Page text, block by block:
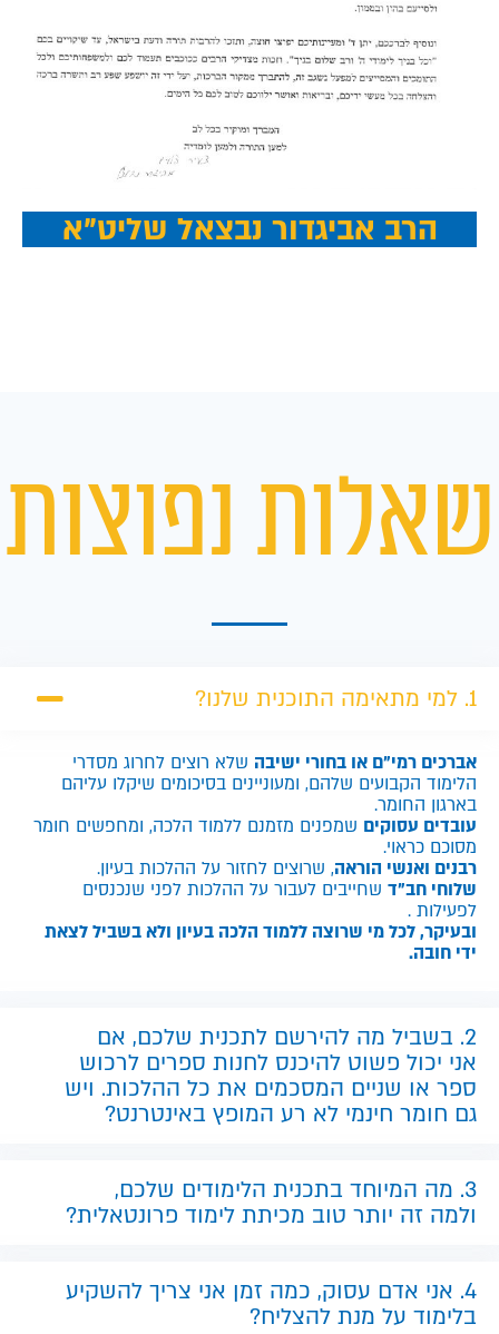
הרב אביגדור נבצאל שליט"א
שאלות נפוצות
1. למי מתאימה התוכנית שלנו?
אברכים רמי"ם או בחורי ישיבה שלא רוצים לחרוג מסדרי
הלימוד הקבועים שלהם, ומעוניינים בסיכומים שיקלו עליהם
בארגון החומר.
עובדים עסוקים שמפנים מזמנם ללמוד הלכה, ומחפשים חומר
מסוכם כראוי.
רבנים ואנשי הוראה, שרוצים לחזור על ההלכות בעיון.
שלוחי חב"ד שחייבים לעבור על ההלכות לפני שנכנסים
לפעילות .
ובעיקר, לכל מי שרוצה ללמוד הלכה בעיון ולא בשביל לצאת
ידי חובה.
2. בשביל מה להירשם לתכנית שלכם, אם
אני יכול פשוט להיכנס לחנות ספרים לרכוש
ספר או שניים המסכמים את כל ההלכות. ויש
גם חומר חינמי לא רע המופץ באינטרנט?
3. מה המיוחד בתכנית הלימודים שלכם,
ולמה זה יותר טוב מכיתת לימוד פרונטאלית?
4. אני אדם עסוק, כמה זמן אני צריך להשקיע
בלימוד על מנת להצליח?